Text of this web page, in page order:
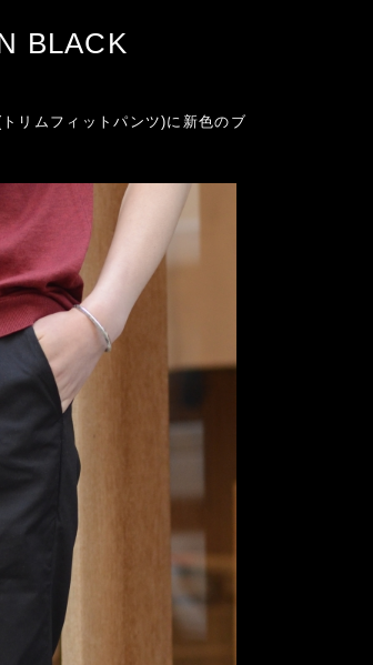
BLACK
リムフィットパンツ)に新色のブ